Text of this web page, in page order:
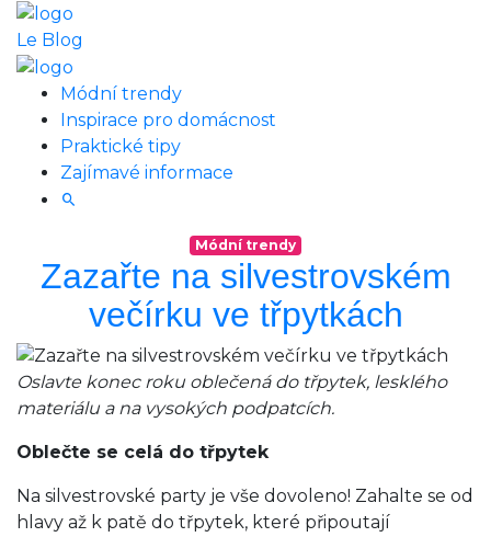
Le Blog
Módní trendy
Inspirace pro domácnost
Praktické tipy
Zajímavé informace
Módní trendy
Zazařte na silvestrovském
večírku ve třpytkách
Oslavte konec roku oblečená do třpytek, lesklého
materiálu a na vysokých podpatcích.
Oblečte se celá do třpytek
Na silvestrovské party je vše dovoleno! Zahalte se od
hlavy až k patě do třpytek, které připoutají